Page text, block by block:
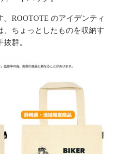
ROOTOTE のアイデンティ
、ちょっとしたものを収納す
群。